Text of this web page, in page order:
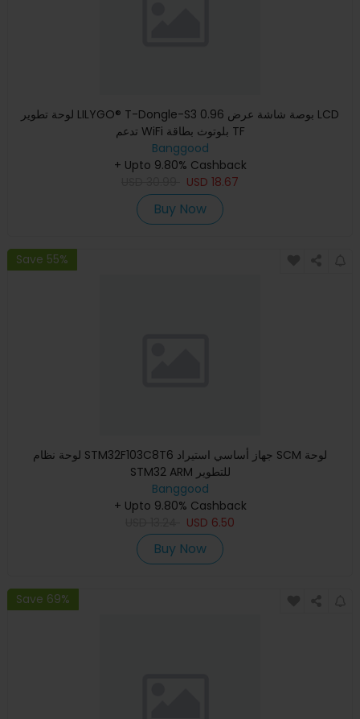
لوحة تطوير LILYGO® T-Dongle-S3 0.96 بوصة شاشة عرض LCD
تدعم WiFi بلوتوث بطاقة TF
Banggood
+ Upto 9.80% Cashback
USD 18.67
Buy Now
Save 55%
لوحة نظام STM32F103C8T6 جهاز أساسي استيراد SCM لوحة
STM32 ARM للتطوير
Banggood
+ Upto 9.80% Cashback
USD 6.50
Buy Now
Save 69%